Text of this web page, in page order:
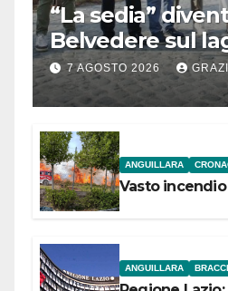
“La sedia”
Belvedere sul
Bracciano: ieri
l’inaugurazione
7 AGOSTO 2026
ANGUILLARA
Vasto
ANGUILLARA